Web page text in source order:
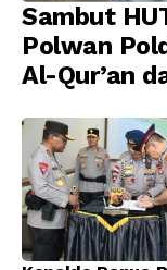
Sambut
Polwan
Al-Qur’an